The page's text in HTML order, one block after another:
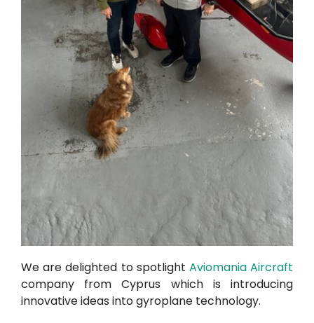
We are delighted to spotlight Aviomania Aircraft
company from Cyprus which is introducing
innovative ideas into gyroplane technology.